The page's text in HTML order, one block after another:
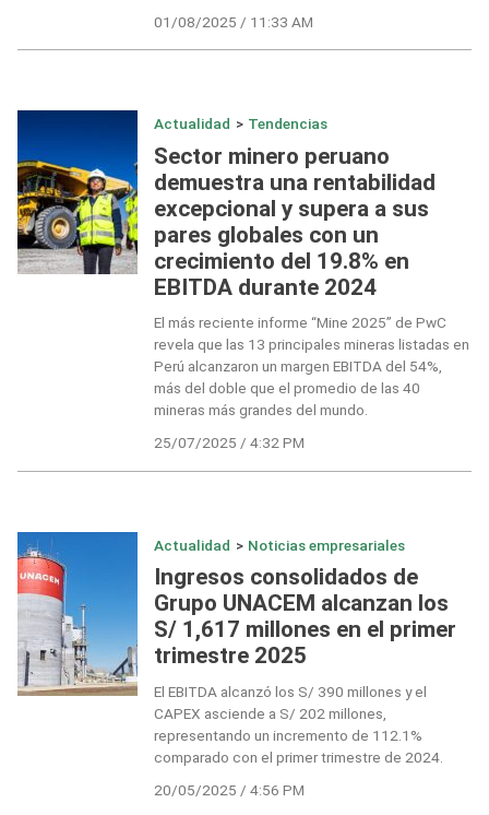
01/08/2025 / 11:33 AM
Actualidad > Tendencias
Sector minero peruano
demuestra una rentabilidad
excepcional y supera a sus
pares globales con un
crecimiento del 19.8% en
EBITDA durante 2024
El más reciente informe “Mine 2025” de PwC
revela que las 13 principales mineras listadas en
Perú alcanzaron un margen EBITDA del 54%,
más del doble que el promedio de las 40
mineras más grandes del mundo.
25/07/2025 / 4:32 PM
Actualidad > Noticias empresariales
Ingresos consolidados de
Grupo UNACEM alcanzan los
S/ 1,617 millones en el primer
trimestre 2025
El EBITDA alcanzó los S/ 390 millones y el
CAPEX asciende a S/ 202 millones,
representando un incremento de 112.1%
comparado con el primer trimestre de 2024.
20/05/2025 / 4:56 PM